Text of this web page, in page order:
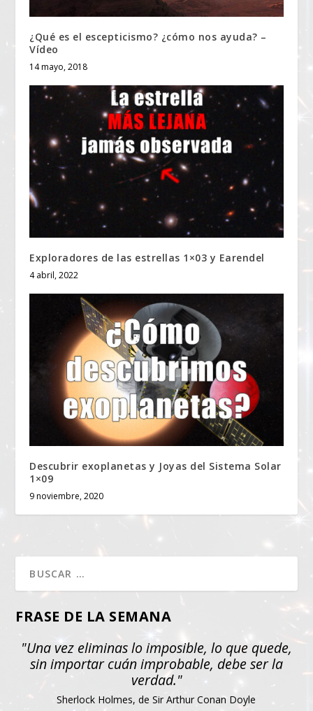
¿Qué es el escepticismo? ¿cómo nos ayuda? –
Vídeo
14 mayo, 2018
Exploradores de las estrellas 1×03 y Earendel
4 abril, 2022
Descubrir exoplanetas y Joyas del Sistema Solar
1×09
9 noviembre, 2020
FRASE DE LA SEMANA
"Una vez eliminas lo imposible, lo que quede,
sin importar cuán improbable, debe ser la
verdad."
Sherlock Holmes, de Sir Arthur Conan Doyle